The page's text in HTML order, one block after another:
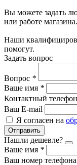
Вы можете задать
или работе магазина.
Наши
помогут.
Задать вопрос
Вопрос *
Ваше имя *
Контактный телефон
Ваш E-mail
Я согласен на
Отправить
Нашли дешевле?
Ваше имя *
Ваш номер телефона